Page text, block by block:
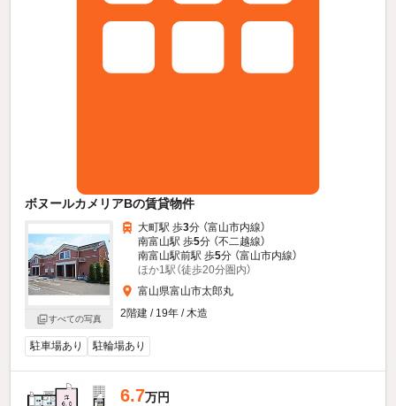
ボヌールカメリアBの賃貸物件
すべての写真
大町駅 歩3分 （富山市内線）
南富山駅 歩5分 （不二越線）
南富山駅前駅 歩5分 （富山市内線）
ほか1駅（徒歩20分圏内）
富山県富山市太郎丸
2階建 / 19年 / 木造
駐車場あり 駐輪場あり
6.7万円